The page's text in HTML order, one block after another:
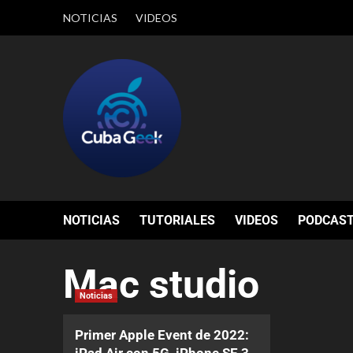
NOTICIAS VIDEOS
NOTICIAS TUTORIALES VIDEOS
Mac studio
Noticias
Primer Apple Event de 2022: